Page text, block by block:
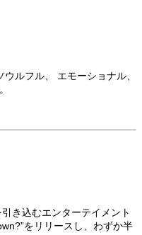
ルフル、 エモーショナル、
き込むエンターテイメント
をリリースし、わずか半